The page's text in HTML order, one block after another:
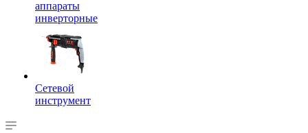
аппараты
инверторные
Сетевой
инструмент